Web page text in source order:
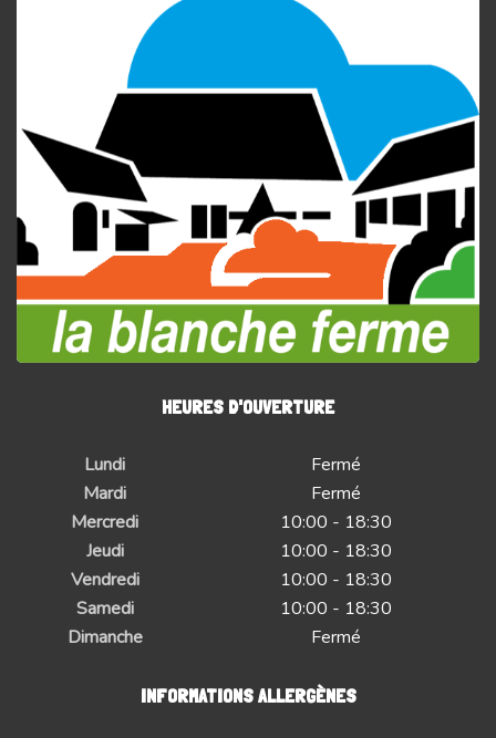
HEURES D'OUVERTURE
Lundi
Fermé
Mardi
Fermé
Mercredi
10:00 - 18:30
Jeudi
10:00 - 18:30
Vendredi
10:00 - 18:30
Samedi
10:00 - 18:30
Dimanche
Fermé
INFORMATIONS ALLERGÈNES